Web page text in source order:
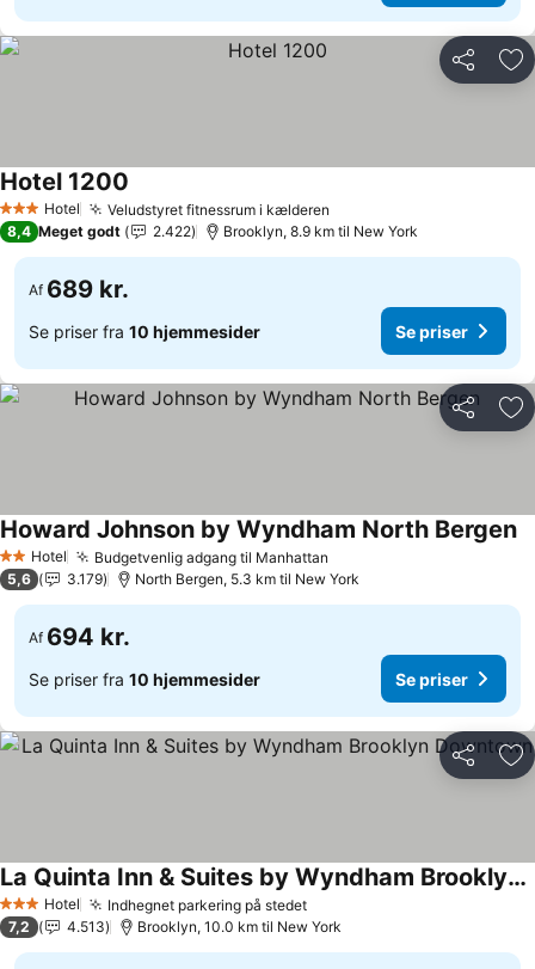
Del
3 StjernerHotel Veludstyret fitnessrum i kælderen
Hotel 1200
8,4 Meget godt 2.422 Brooklyn, 8.9 km til New York
Af 689 kr.
Se priser fra 10 hjemmesider Se priser
Del
2 Stjerner
Hotel Budgetvenlig adgang til Manhattan
Howard Johnson by Wyndham North Bergen
5,6 3.179 North Bergen, 5.3 km til New York
Af 694 kr.
Se priser fra 10 hjemmesider Se priser
Del
3 StjernerHotel Indhegnet parkering på stedet
La Quinta Inn & Suites by Wyndham Brooklyn Downtown
7,2 4.513 Brooklyn, 10.0 km til New York